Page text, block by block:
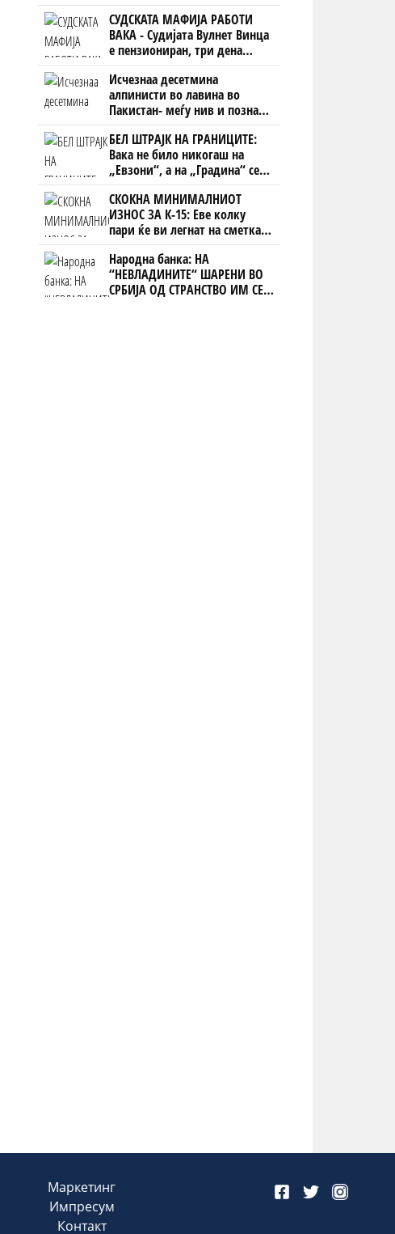
СУДСКАТА МАФИЈА РАБОТИ
ВАКА - Судијата Вулнет Винца
е пензиониран, три дена
откако му го врати пасошот
на бизнисменот Марковски
Исчезнаа десетмина
алпинисти во лавина во
Пакистан- меѓу нив и познат
Непалец
БЕЛ ШТРАЈК НА ГРАНИЦИТЕ:
Вака не било никогаш на
„Евзони“, а на „Градина“ се
чека и пет часа
СКОКНА МИНИМАЛНИОТ
ИЗНОС ЗА К-15: Еве колку
пари ќе ви легнат на сметка
годинава
Народна банка: НА
“НЕВЛАДИНИТЕ“ ШАРЕНИ ВО
СРБИЈА ОД СТРАНСТВО ИМ СЕ
Маркетинг
Импресум
Контакт